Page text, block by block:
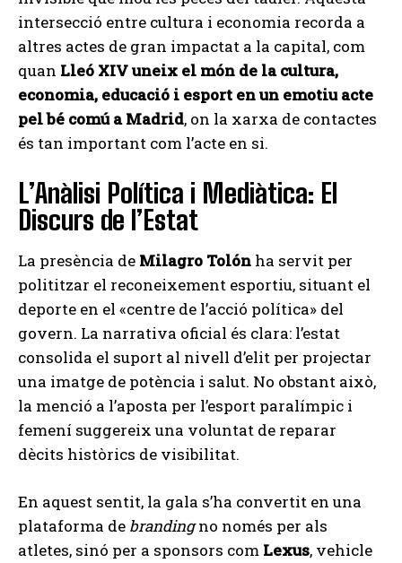
intersecció entre cultura i economia recorda a
altres actes de gran impactat a la capital, com
quan Lleó XIV uneix el món de la cultura,
economia, educació i esport en un emotiu acte
pel bé comú a Madrid, on la xarxa de contactes
és tan important com l’acte en si.
L’Anàlisi Política i Mediàtica: El
Discurs de l’Estat
La presència de Milagro Tolón ha servit per
polititzar el reconeixement esportiu, situant el
deporte en el «centre de l’acció política» del
govern. La narrativa oficial és clara: l’estat
consolida el suport al nivell d’elit per projectar
una imatge de potència i salut. No obstant això,
la menció a l’aposta per l’esport paralímpic i
femení suggereix una voluntat de reparar
dècits històrics de visibilitat.
En aquest sentit, la gala s’ha convertit en una
plataforma de brandingno només per als
atletes, sinó per a sponsors com Lexus, vehicle